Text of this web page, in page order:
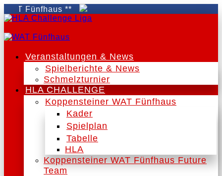
Fünfhaus **
Veranstaltungen & News
Spielberichte & News
Schmelzturnier
HLA CHALLENGE
Koppensteiner WAT Fünfhaus
Kader
Spielplan
Tabelle
HLA
Koppensteiner WAT Fünfhaus Future
Team